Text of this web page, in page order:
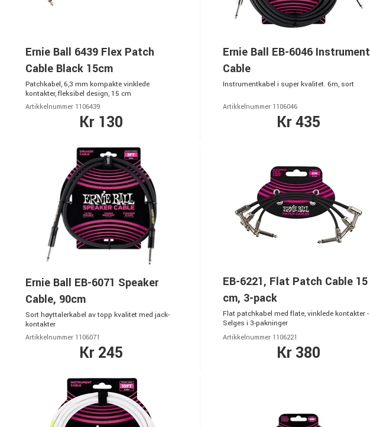
Ernie Ball 6439 Flex Patch
Cable Black 15cm
Patchkabel, 6,3 mm kompakte vinklede
kontakter, fleksibel design, 15 cm
Artikkelnummer 1106439
Kr 130
Ernie Ball EB-6046 Instrument
Cable
Instrumentkabel i super kvalitet. 6m, sort
Artikkelnummer 1106046
Kr 435
Ernie Ball EB-6071 Speaker
Cable, 90cm
Sort høyttalerkabel av topp kvalitet med jack-
kontakter
Artikkelnummer 1106071
Kr 245
EB-6221, Flat Patch Cable 15
cm, 3-pack
Flat patchkabel med flate, vinklede kontakter -
Selges i 3-pakninger
Artikkelnummer 1106221
Kr 380